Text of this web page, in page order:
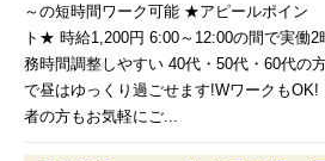
～の短時間ワーク可能 ★アピールポイン
ト★ 時給1,200円 6:00～12:00の間で実働
務時間調整しやすい 40代・50代・60代の
で昼はゆっくり過ごせます!Wワークも
者の方もお気軽にご...